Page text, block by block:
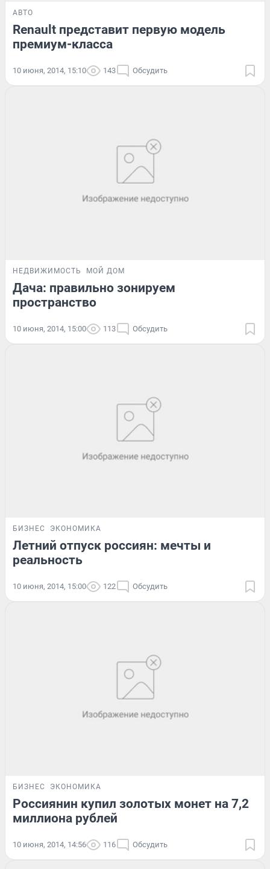
АВТО
Renault представит первую модель
премиум-класса
10 июня, 2014, 15:10 143 Обсудить
НЕДВИЖИМОСТЬ МОЙ ДОМ
Дача: правильно зонируем
пространство
10 июня, 2014, 15:00 113 Обсудить
БИЗНЕС ЭКОНОМИКА
Летний отпуск россиян: мечты и
реальность
10 июня, 2014, 15:00 122 Обсудить
БИЗНЕС ЭКОНОМИКА
Россиянин купил золотых монет на 7,2
миллиона рублей
10 июня, 2014, 14:56 116 Обсудить